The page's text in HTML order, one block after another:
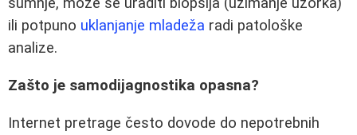
ili potpuno uklanjanje mladeža radi patološke
analize.
Zašto je samodijagnostika opasna?
Internet pretrage često dovode do nepotrebnih